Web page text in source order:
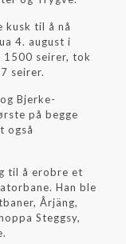
kusk til å nå
4. august i
1500 seirer, tok
seirer.
Bjerke-
på begge
også
til å erobre et
Han ble
Årjäng,
Steggsy,